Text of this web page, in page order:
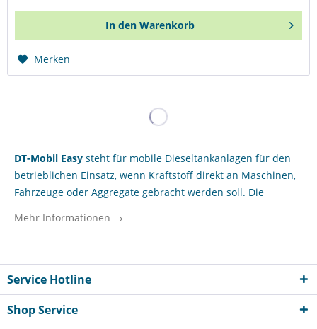
In den Warenkorb
Merken
DT-Mobil Easy steht für mobile Dieseltankanlagen für den
betrieblichen Einsatz, wenn Kraftstoff direkt an Maschinen,
Fahrzeuge oder Aggregate gebracht werden soll. Die
eine schnelle Betankung und eine praxistaugliche
Ausstattung für den täglichen Gebrauch. Für
Bauunternehmen, GaLaBau-Betriebe, landwirtschaftliche
Mehr Informationen →
Service Hotline
Shop Service